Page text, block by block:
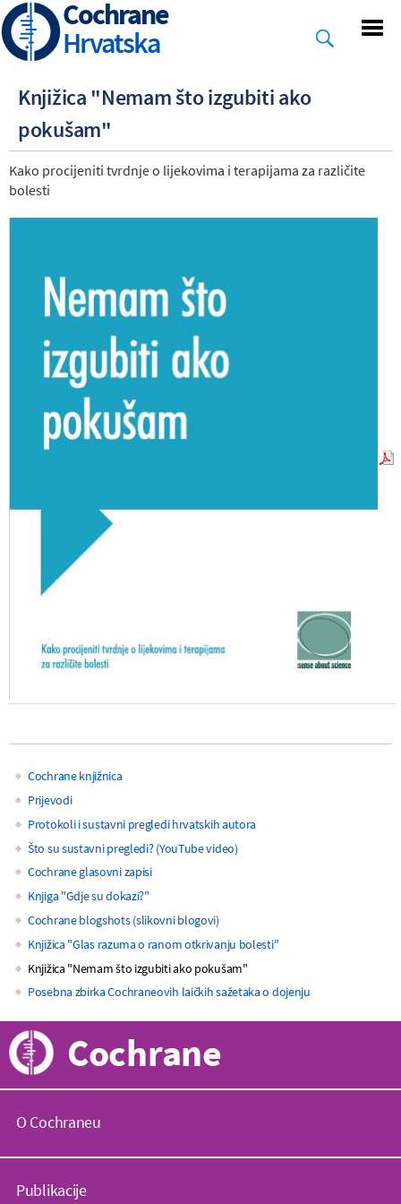
Skip
to
main
Cochrane
Hrvatska
Knjižica "Nemam što izgubiti ako
pokušam"
Kako procijeniti tvrdnje o lijekovima i terapijama za različite
bolesti
Main
navigation
Cochrane knjižnica
Prijevodi
Protokoli i sustavni pregledi hrvatskih autora
Što su sustavni pregledi? (YouTube video)
Cochrane glasovni zapisi
Knjiga "Gdje su dokazi?"
Cochrane blogshots (slikovni blogovi)
Knjižica "Glas razuma o ranom otkrivanju bolesti"
Knjižica "Nemam što izgubiti ako pokušam"
Posebna zbirka Cochraneovih laičkih sažetaka o dojenju
Cochrane
O Cochraneu
o
Publikacije